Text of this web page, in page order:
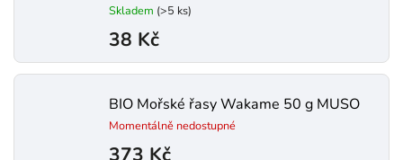
Skladem (>5 ks)
38 Kč
BIO Mořské řasy Wakame 50 g MUSO
Momentálně nedostupné
373 Kč